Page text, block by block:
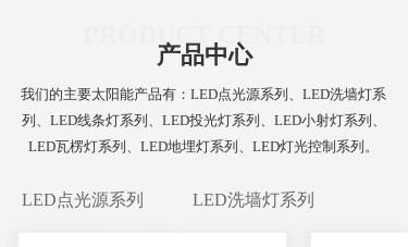
n
PRODUCT CENTER
我们的主要太阳能产品有：LED点光源系列、LED洗墙灯系
列、LED线条灯系列、LED投光灯系列、LED小射灯系列、
LED瓦楞灯系列、LED地埋灯系列、LED灯光控制系列。
产品中心
LED点光源系列 LED洗墙灯系列